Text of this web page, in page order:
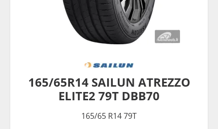
165/65R14 SAILUN ATREZZO
ELITE2 79T DBB70
165/65 R14 79T